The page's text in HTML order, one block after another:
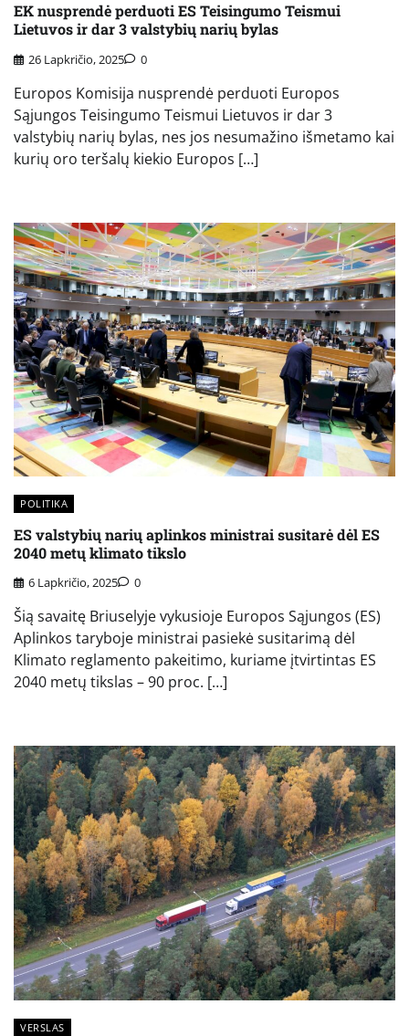
EK nusprendė perduoti ES Teisingumo Teismui
Lietuvos ir dar 3 valstybių narių bylas
26 Lapkričio, 2025 0
Europos Komisija nusprendė perduoti Europos
Sąjungos Teisingumo Teismui Lietuvos ir dar 3
valstybių narių bylas, nes jos nesumažino išmetamo kai
kurių oro teršalų kiekio Europos […]
POLITIKA
ES valstybių narių aplinkos ministrai susitarė dėl ES
2040 metų klimato tikslo
6 Lapkričio, 2025 0
Šią savaitę Briuselyje vykusioje Europos Sąjungos (ES)
Aplinkos taryboje ministrai pasiekė susitarimą dėl
Klimato reglamento pakeitimo, kuriame įtvirtintas ES
2040 metų tikslas – 90 proc. […]
VERSLAS